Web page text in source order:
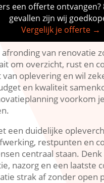
een offerte ontvangen?
gevallen zijn wij
Vergelijk je offerte →
afronding van renovatie
om overzicht, rust en
van oplevering en wil
en kwaliteit
voorkom
een duidelijke
restpunten en
centraal staan.​
nazorg en een laatste
strak af zonder open